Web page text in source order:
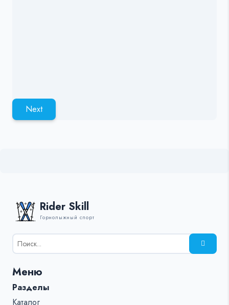
Next
Rider Skill
Горнолыжный спорт
Результаты
поиска
%s:
Меню
Разделы
Каталог